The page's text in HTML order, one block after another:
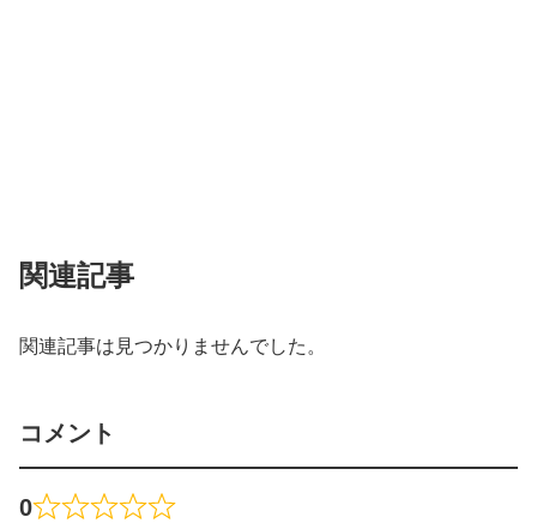
関連記事
関連記事は見つかりませんでした。
コメント
0